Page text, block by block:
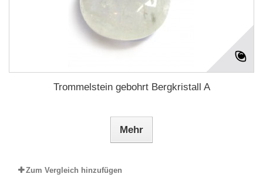
Trommelstein gebohrt Bergkristall A
Mehr
Zum Vergleich hinzufügen